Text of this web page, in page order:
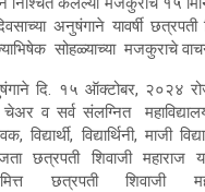
अनुषंगाने यावर्षी छत्रपती
सोहळ्याच्या मजकुराचे
दि. १५ ऑक्टोबर, २०२४ रोजी
व सर्व संलग्नित
विद्यार्थी, विद्यार्थिनी, माजी
छत्रपती शिवाजी महाराज
छत्रपती शिवाजी